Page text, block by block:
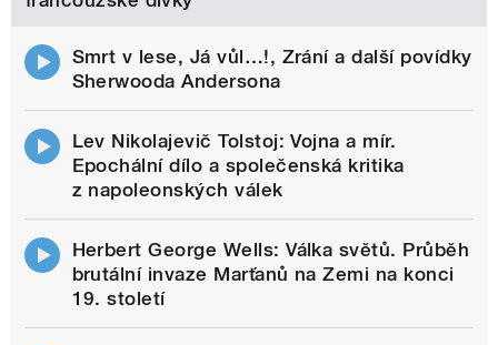
Smrt v lese, Já vůl…!, Zrání a další povídky
Sherwooda Andersona
Lev Nikolajevič Tolstoj: Vojna a mír.
Epochální dílo a společenská kritika
z napoleonských válek
Herbert George Wells: Válka světů. Průběh
brutální invaze Marťanů na Zemi na konci
19. století